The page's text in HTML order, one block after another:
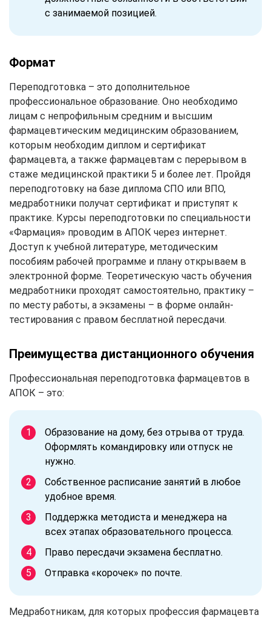
с занимаемой позицией.
Формат
Переподготовка – это дополнительное
профессиональное образование. Оно необходимо
лицам с непрофильным средним и высшим
фармацевтическим медицинским образованием,
которым необходим диплом и сертификат
фармацевта, а также фармацевтам с перерывом в
стаже медицинской практики 5 и более лет. Пройдя
переподготовку на базе диплома СПО или ВПО,
медработники получат сертификат и приступят к
практике. Курсы переподготовки по специальности
«Фармация» проводим в АПОК через интернет.
Доступ к учебной литературе, методическим
пособиям рабочей программе и плану открываем в
электронной форме. Теоретическую часть обучения
медработники проходят самостоятельно, практику –
по месту работы, а экзамены – в форме онлайн-
тестирования с правом бесплатной пересдачи.
Преимущества дистанционного обучения
Профессиональная переподготовка фармацевтов в
АПОК – это:
Образование на дому, без отрыва от труда.
Оформлять командировку или отпуск не
нужно.
Собственное расписание занятий в любое
удобное время.
Поддержка методиста и менеджера на
всех этапах образовательного процесса.
Право пересдачи экзамена бесплатно.
Отправка «корочек» по почте.
Медработникам, для которых профессия фармацевта